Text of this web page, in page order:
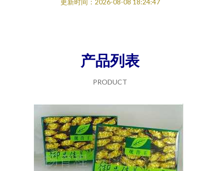
更新时间：2026-08-08 18:24:47
产品列表
PRODUCT